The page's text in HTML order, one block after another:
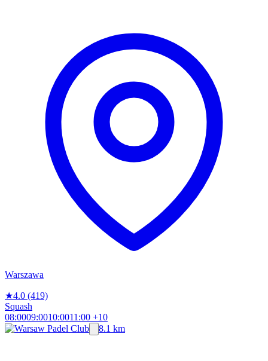
Warszawa
★4.0 (419)
Squash
08:0009:0010:0011:00 +10
8.1 km